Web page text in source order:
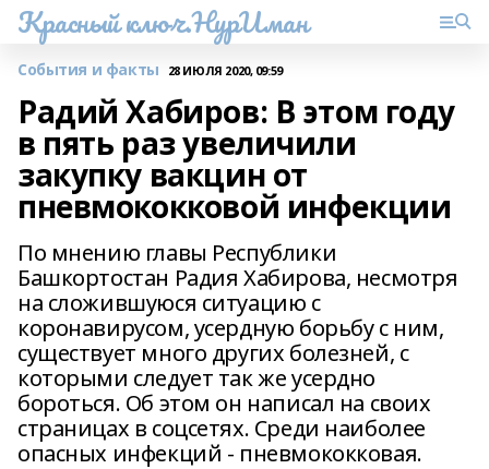
Красный ключ.НурИман
События и факты 28 ИЮЛЯ 2020, 09:59
Радий Хабиров: В этом году
в пять раз увеличили
закупку вакцин от
пневмококковой инфекции
По мнению главы Республики
Башкортостан Радия Хабирова, несмотря
на сложившуюся ситуацию с
коронавирусом, усердную борьбу с ним,
существует много других болезней, с
которыми следует так же усердно
бороться. Об этом он написал на своих
страницах в соцсетях. Среди наиболее
опасных инфекций - пневмококковая.